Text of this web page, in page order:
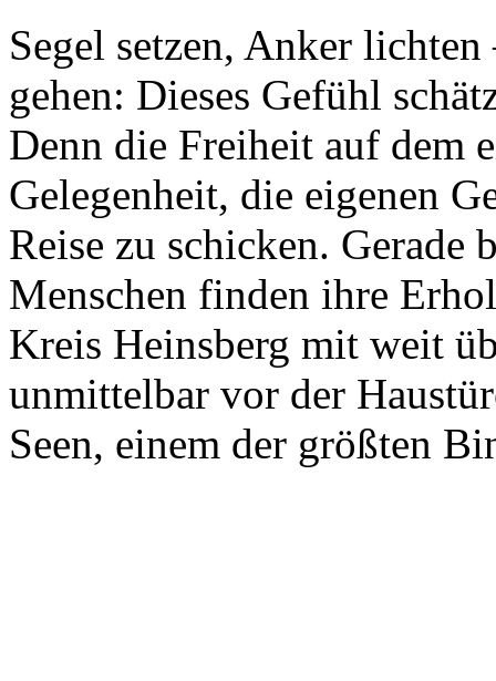
Segel setzen, Anker
gehen: Dieses Gefühl
Denn die Freiheit auf dem
Gelegenheit, die eigenen
Reise zu schicken. Gerade
Menschen finden ihre
Kreis Heinsberg mit weit
unmittelbar vor der
Seen, einem der größten